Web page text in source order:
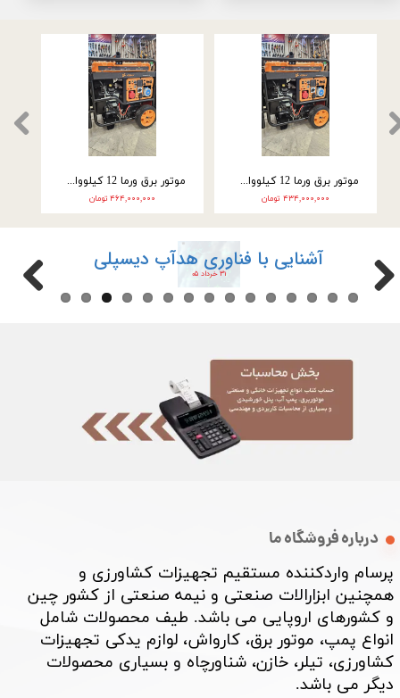
★
۴۳۴,۰۰۰,۰۰۰ تومان ۲۲۲,۰۰۰,۰۰۰ تومان
آشنایی با فناوری هدآپ دیسپلی
۳۱ خرداد ۰۵
درباره فروشگاه ما
پرسام واردکننده مستقیم تجهیزات کشاورزی و
همچنین ابزارالات صنعتی و نیمه صنعتی از کشور چین
و کشورهای اروپایی می باشد. طیف محصولات شامل
انواع پمپ، موتور برق، کارواش، لوازم یدکی تجهیزات
کشاورزی، تیلر، خازن، شناورچاه و بسیاری محصولات
دیگر می باشد. ​​​​​​​